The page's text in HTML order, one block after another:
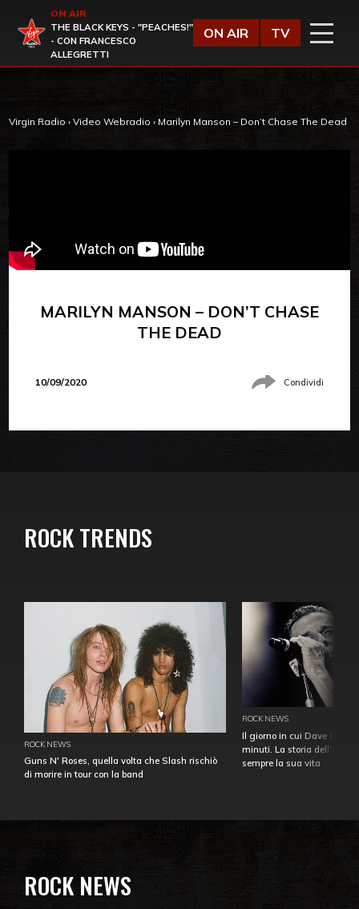
Virgin Radio
ON AIR
THE BLACK KEYS - "PEACHES!"
- CON FRANCESCO
ALLEGRETTI
ON AIR TV
Virgin Radio › Video Webradio › Marilyn Manson – Don’t Chase The Dead
MARILYN MANSON – DON’T CHASE
THE DEAD
10/09/2020 Condividi
ROCK TRENDS
ROCK NEWS
Guns N' Roses, quella volta che Slash rischiò
di morire in tour con la band
ROCK NEWS
Il giorno in cui Dave
minuti. La storia
sempre la sua vita
ROCK NEWS